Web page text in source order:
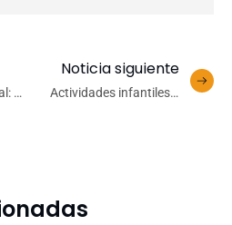
21
Noticia siguiente
Actividades infantiles y